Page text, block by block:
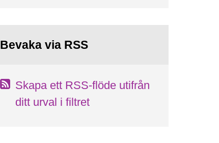
Bevaka via RSS
Skapa ett RSS-flöde utifrån
ditt urval i filtret